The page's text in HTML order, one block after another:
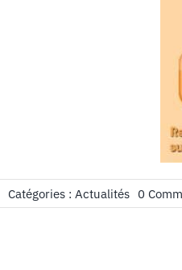
Catégories : Actualités 0